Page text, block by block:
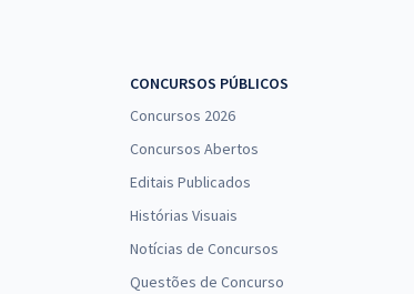
CONCURSOS PÚBLICOS
Concursos 2026
Concursos Abertos
Editais Publicados
Histórias Visuais
Notícias de Concursos
Questões de Concurso